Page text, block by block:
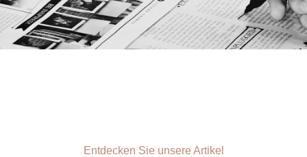
Entdecken Sie unsere Artikel